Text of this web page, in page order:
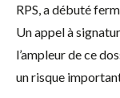
RPS, a débuté
Un appel à
l’ampleur de ce
un risque